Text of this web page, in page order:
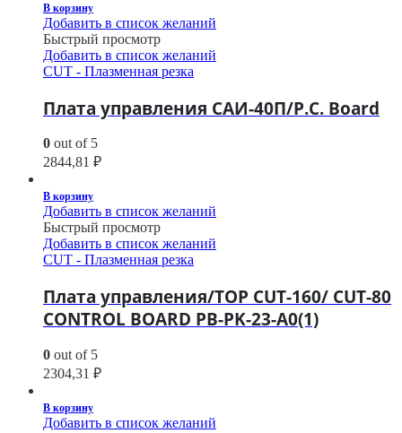
В корзину
Добавить в список желаний
Быстрый просмотр
Добавить в список желаний
CUT - Плазменная резка
Плата управления САИ-40П/P.C. Board
0 out of 5
2844,81 ₽
В корзину
Добавить в список желаний
Быстрый просмотр
Добавить в список желаний
CUT - Плазменная резка
Плата управления/TOP CUT-160/ CUT-80
CONTROL BOARD PB-PK-23-A0(1)
0 out of 5
2304,31 ₽
В корзину
Добавить в список желаний